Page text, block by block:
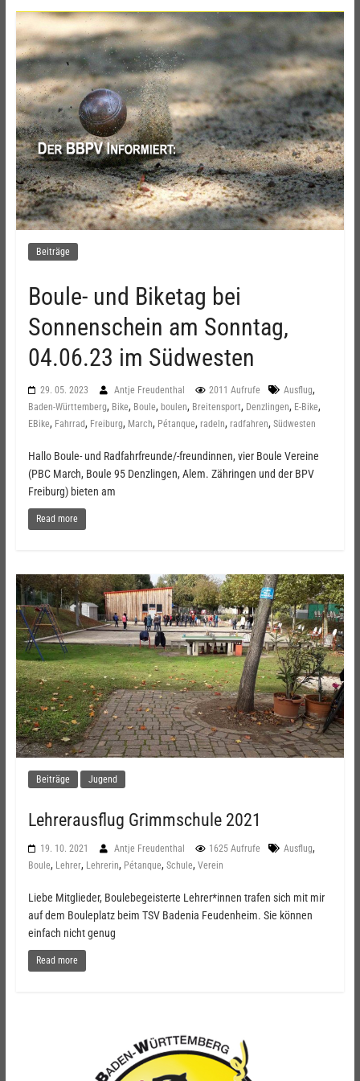
Beiträge
Boule- und Biketag bei
Sonnenschein am Sonntag,
04.06.23 im Südwesten
29. 05. 2023 Antje Freudenthal 2011 Aufrufe Ausflug,
Baden-Württemberg, Bike, Boule, boulen, Breitensport, Denzlingen, E-Bike,
EBike, Fahrrad, Freiburg, March, Pétanque, radeln, radfahren, Südwesten
Hallo Boule- und Radfahrfreunde/-freundinnen, vier Boule Vereine
(PBC March, Boule 95 Denzlingen, Alem. Zähringen und der BPV
Freiburg) bieten am
Read more
Beiträge Jugend
Lehrerausflug Grimmschule 2021
19. 10. 2021 Antje Freudenthal 1625 Aufrufe Ausflug,
Boule, Lehrer, Lehrerin, Pétanque, Schule, Verein
Liebe Mitglieder, Boulebegeisterte Lehrer*innen trafen sich mit mir
auf dem Bouleplatz beim TSV Badenia Feudenheim. Sie können
einfach nicht genug
Read more